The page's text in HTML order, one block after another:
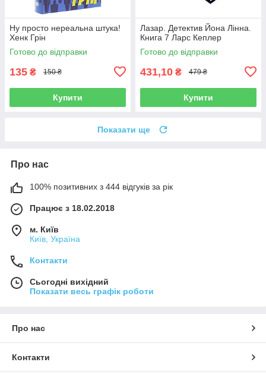
Ну просто нереальна штука!
Хенк Грін
Готово до відправки
135 ₴ 150 ₴
Купити
Лазар. Детектив Йона Лінна.
Книга 7 Ларс Кеплер
Готово до відправки
431,10 ₴ 479 ₴
Купити
Показати ще
Про нас
100% позитивних з 444 відгуків за рік
Працює з 18.02.2018
м. Київ
Київ, Україна
Контакти
Сьогодні вихідний
Показати весь графік роботи
Про нас
Контакти